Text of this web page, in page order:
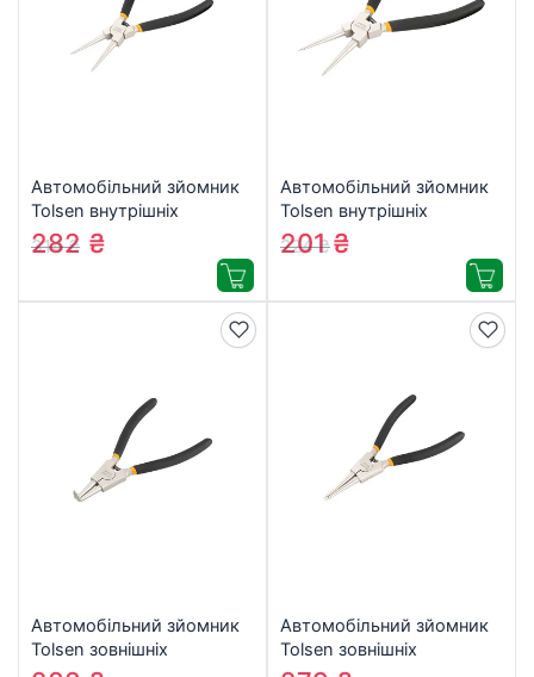
Автомобільний зйомник
Tolsen внутрішніх
стопорних кілець прямий
230 мм (10078)
314₴
282 ₴
Автомобільний зйомник
Tolsen внутрішніх
стопорних кілець, прямий
178 мм (10077)
224₴
201₴
Автомобільний зйомник
Tolsen зовнішніх
Автомобільний зйомник
Tolsen зовнішніх